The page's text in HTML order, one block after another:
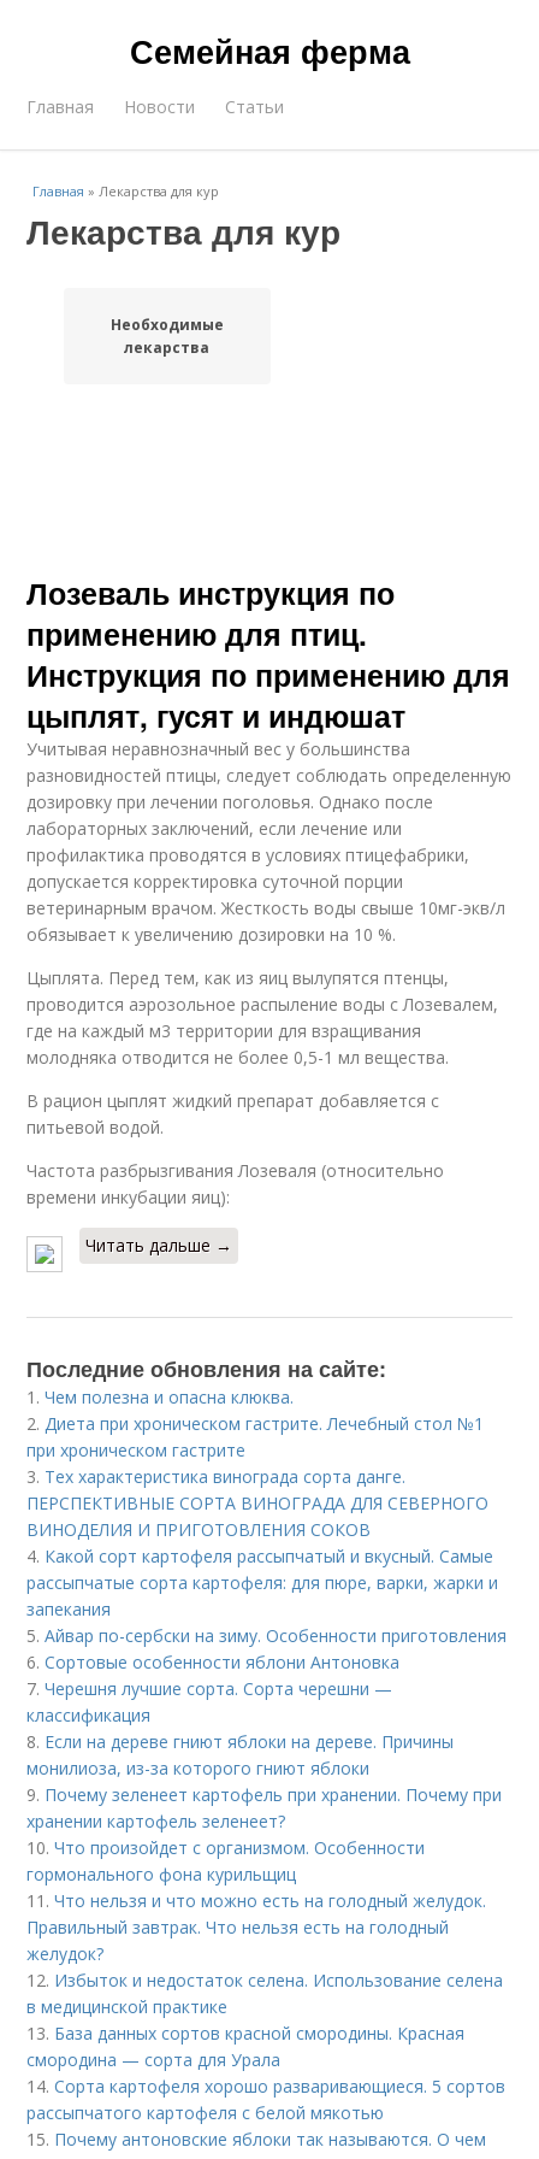
Семейная ферма
Главная Новости Статьи
Главная »Лекарства для кур
Лекарства для кур
Необходимые
лекарства
Лозеваль инструкция по
применению для птиц.
Инструкция по применению для
цыплят, гусят и индюшат
Учитывая неравнозначный вес у большинства
разновидностей птицы, следует соблюдать определенную
дозировку при лечении поголовья. Однако после
лабораторных заключений, если лечение или
профилактика проводятся в условиях птицефабрики,
допускается корректировка суточной порции
ветеринарным врачом. Жесткость воды свыше 10мг-экв/л
обязывает к увеличению дозировки на 10 %.
Цыплята. Перед тем, как из яиц вылупятся птенцы,
проводится аэрозольное распыление воды с Лозевалем,
где на каждый м3 территории для взращивания
молодняка отводится не более 0,5-1 мл вещества.
В рацион цыплят жидкий препарат добавляется с
питьевой водой.
Частота разбрызгивания Лозеваля (относительно
времени инкубации яиц):
Читать дальше →
Последние обновления на сайте:
1.Чем полезна и опасна клюква.
2.Диета при хроническом гастрите. Лечебный стол №1
при хроническом гастрите
3. Тех характеристика винограда сорта данге.
ПЕРСПЕКТИВНЫЕ СОРТА ВИНОГРАДА ДЛЯ CЕВЕРНОГО
ВИНОДЕЛИЯ И ПРИГОТОВЛЕНИЯ СОКОВ
4. Какой сорт картофеля рассыпчатый и вкусный. Самые
рассыпчатые сорта картофеля: для пюре, варки, жарки и
запекания
5.Айвар по-сербски на зиму. Особенности приготовления
6.Сортовые особенности яблони Антоновка
7.Черешня лучшие сорта. Сорта черешни —
классификация
8. Если на дереве гниют яблоки на дереве. Причины
монилиоза, из-за которого гниют яблоки
9. Почему зеленеет картофель при хранении. Почему при
хранении картофель зеленеет?
10.Что произойдет с организмом. Особенности
гормонального фона курильщиц
11.Что нельзя и что можно есть на голодный желудок.
Правильный завтрак. Что нельзя есть на голодный
желудок?
12. Избыток и недостаток селена. Использование селена
в медицинской практике
13. База данных сортов красной смородины. Красная
смородина — сорта для Урала
14.Сорта картофеля хорошо разваривающиеся. 5 сортов
рассыпчатого картофеля с белой мякотью
15. Почему антоновские яблоки так называются. О чем